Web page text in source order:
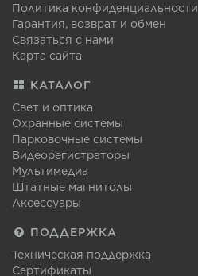
Политика конфиденциальности
Гарантия, возврат и обмен
Связаться с нами
Карта сайта
КАТАЛОГ
Свет и оптика
Охранные системы
Парковочные системы
Видеорегистраторы
Мультимедиа
Штатные магнитолы
Аксессуары
ПОДДЕРЖКА
Техническая поддержка
Сертификаты